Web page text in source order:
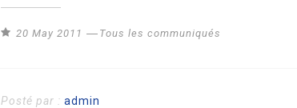
20 May 2011 Tous les communiqués
Posté par : admin